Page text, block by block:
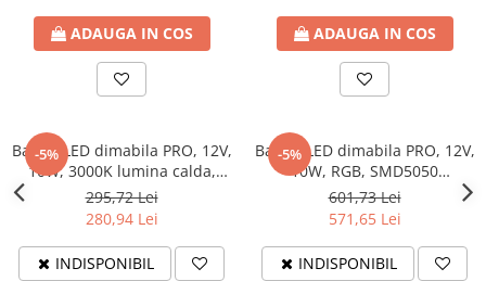
Cleme si accesorii
Accesorii tablou
Blocuri de distributie
Busbar
Cleme cu conexiune rapida
Cleme derivatie
Cleme Wago
ADAUGA IN COS ADAUGA IN COS
-5%
Banda LED dimabila PRO, 12V,
10W, 3000K lumina calda,
1000lm, SMD2835 60LED/ml,
IP20, Eurolamp (rola 30m)
295,72 Lei
280,94 Lei
INDISPONIBIL
-5%
Banda LED dimabila PRO, 12V,
10W, RGB, SMD5050
60LED/ml, IP20, Eurolamp
(rola 30m)
601,73 Lei
571,65 Lei
INDISPONIBIL